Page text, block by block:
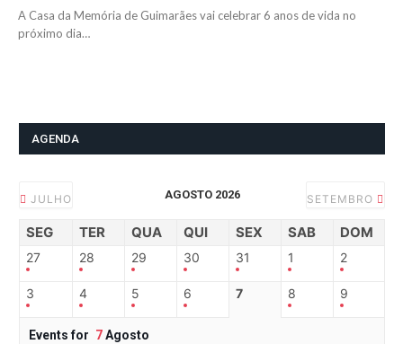
A Casa da Memória de Guimarães vai celebrar 6 anos de vida no
próximo dia…
AGENDA
JULHO AGOSTO 2026 SETEMBRO
SEG TER QUA QUI SEX SAB DOM
27 28 29 30 31 1 2
3 4 5 6 7 8 9
Events for 7Agosto